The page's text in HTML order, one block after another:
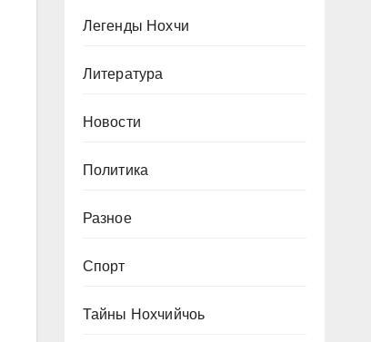
Легенды Нохчи
Литература
Новости
Политика
Разное
Спорт
Тайны Нохчийчоь